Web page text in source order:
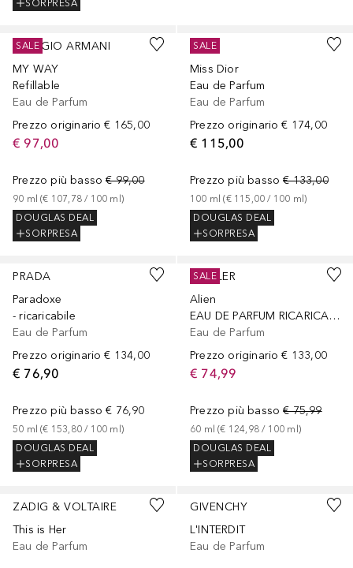
SORPRESA
GIORGIO ARMANI
MY WAY
Refillable
Eau de Parfum
Prezzo originario € 165,00
€ 97,00
Prezzo più basso € 99,00
90 ml (€ 107,78 / 100 ml)
DOUGLAS DEAL
SORPRESA
SALE
DIOR
Miss Dior
Eau de Parfum
Eau de Parfum
Prezzo originario € 174,00
€ 115,00
Prezzo più basso € 133,00
100 ml (€ 115,00 / 100 ml)
DOUGLAS DEAL
SORPRESA
SALE
PRADA
Paradoxe
- ricaricabile
Eau de Parfum
Prezzo originario € 134,00
€ 76,90
Prezzo più basso € 76,90
50 ml (€ 153,80 / 100 ml)
DOUGLAS DEAL
SORPRESA
MUGLER
Alien
EAU DE PARFUM RICARICABILE
Eau de Parfum
Prezzo originario € 133,00
€ 74,99
Prezzo più basso € 75,99
60 ml (€ 124,98 / 100 ml)
DOUGLAS DEAL
SORPRESA
SALE
ZADIG & VOLTAIRE
This is Her
Eau de Parfum
GIVENCHY
L'INTERDIT
Eau de Parfum